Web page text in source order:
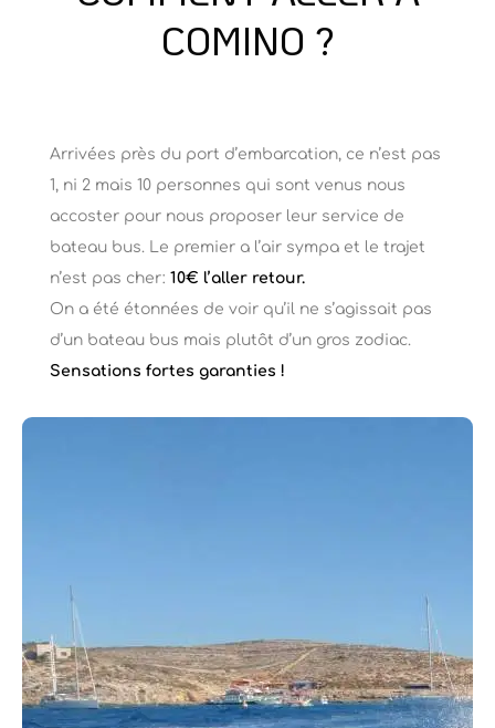
COMINO ?
Arrivées près du port d’embarcation, ce n’est pas
1, ni 2 mais 10 personnes qui sont venus nous
accoster pour nous proposer leur service de
bateau bus. Le premier a l’air sympa et le trajet
n’est pas cher: 10€ l’aller retour.
On a été étonnées de voir qu’il ne s’agissait pas
d’un bateau bus mais plutôt d’un gros zodiac.
Sensations fortes garanties !